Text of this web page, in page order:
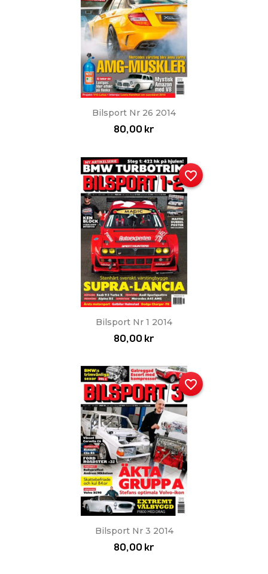
Bilsport Nr 26 2014
80,00 kr
Bilsport Nr 1 2014
80,00 kr
favorite_border
Bilsport Nr 3 2014
80,00 kr
favorite_border